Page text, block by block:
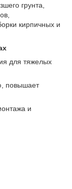
грунта,
кирпичных и
для тяжелых
повышает
и